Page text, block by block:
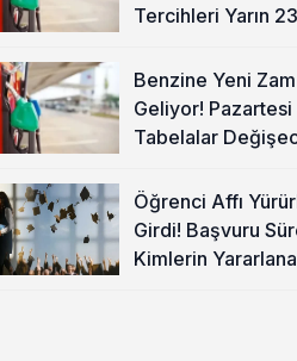
Tercihleri Yarın
Benzine Yeni Zam
Geliyor! Pazartesi
Tabelalar
Öğrenci Affı
Girdi! Başvuru
Kimlerin